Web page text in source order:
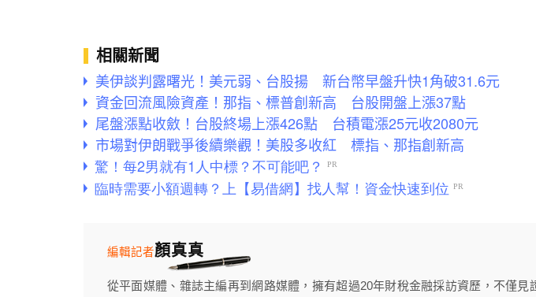
相關新聞
美伊談判露曙光！美元弱、台股揚 新台幣早盤升快1角破31.6元
資金回流風險資產！那指、標普創新高 台股開盤上漲37點
尾盤漲點收斂！台股終場上漲426點 台積電漲25元收2080元
市場對伊朗戰爭後續樂觀！美股多收紅 標指、那指創新高
顏真真
編輯記者
從平面媒體、雜誌主編再到網路媒體，擁有超過20年財稅金融採訪資歷，不僅見